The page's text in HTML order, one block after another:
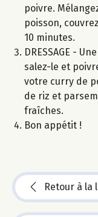
poivre.
poisson,
10 minutes.
DRESSAGE -
salez-le et
votre curry de
de riz et
fraîches.
Bon appétit !
Retour à la